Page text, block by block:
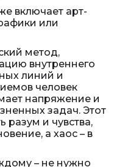
включает арт-
или
метод,
внутреннего
линий и
человек
напряжение и
задач. Этот
разум и чувства,
а хаос – в
– не нужно